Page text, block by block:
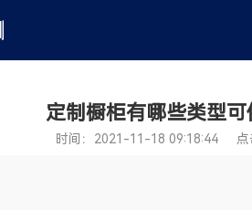
定制橱柜有哪些类型可
时间：2021-11-18 09:18:44 点